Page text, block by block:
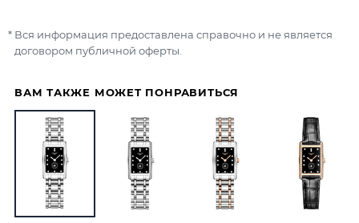
ВАМ ТАКЖЕ МОЖЕТ ПОНРАВИТЬСЯ
Вся информация предоставлена справочно и не является
договором публичной оферты.